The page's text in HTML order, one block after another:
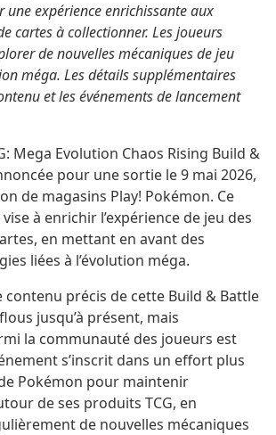
une expérience enrichissante aux
cartes à collectionner. Les joueurs
de nouvelles mécaniques de jeu
méga. Les détails supplémentaires
et les événements de lancement
Mega Evolution Chaos Rising Build &
pour une sortie le 9 mai 2026,
de magasins Play! Pokémon. Ce
à enrichir l’expérience de jeu des
en mettant en avant des
liées à l’évolution méga.
contenu précis de cette Build & Battle
jusqu’à présent, mais
la communauté des joueurs est
s’inscrit dans un effort plus
Pokémon pour maintenir
de ses produits TCG, en
de nouvelles mécaniques